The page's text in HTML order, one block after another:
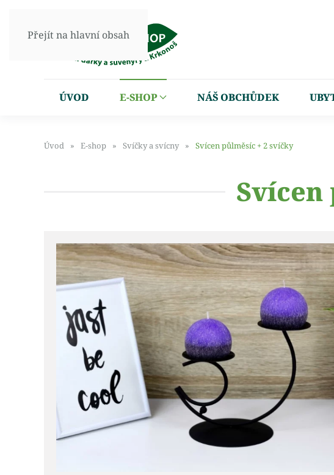
Přejít na hlavní obsah
ÚVOD E-SHOP NÁŠ OBCHŮDEK
Úvod E-shop Svíčky a svícny Svícen půlměsíc + 2 svíčky
Svícen